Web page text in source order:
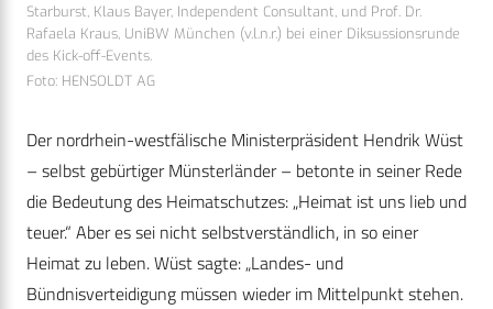
Starburst, Klaus Bayer, Independent Consultant, und Prof. Dr.
Rafaela Kraus, UniBW München (v.l.n.r.) bei einer Diksussionsrunde
des Kick-off-Events.
Foto: HENSOLDT AG
Der nordrhein-westfälische Ministerpräsident Hendrik Wüst
– selbst gebürtiger Münsterländer – betonte in seiner Rede
die Bedeutung des Heimatschutzes: „Heimat ist uns lieb und
teuer.“ Aber es sei nicht selbstverständlich, in so einer
Heimat zu leben. Wüst sagte: „Landes- und
Bündnisverteidigung müssen wieder im Mittelpunkt stehen.